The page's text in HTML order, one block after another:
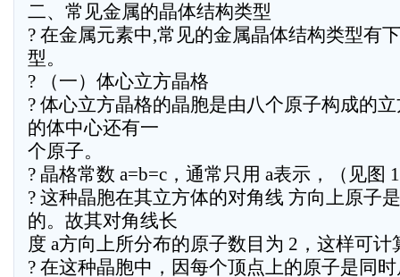
二、常见金属的晶体结构类型
? 在金属元素中,常见的金属晶体结构类型有
型。
? （一）体心立方晶格
? 体心立方晶格的晶胞是由八个原子构成的
的体中心还有一
个原子。
? 晶格常数 a=b=c，通常只用 a表示，（见图
? 这种晶胞在其立方体的对角线 方向上原子
的。故其对角线长
度 a方向上所分布的原子数目为 2，这样可计
? 在这种晶胞中，因每个顶点上的原子是同